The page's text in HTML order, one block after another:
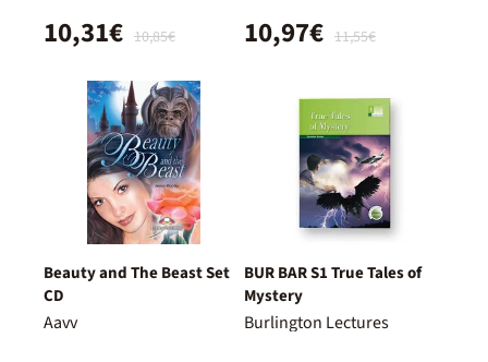
10,85€
10,31€ 11,55€
10,97€
Beauty and The Beast Set
CD
Aavv
BUR BAR S1 True Tales of
Mystery
Burlington Lectures